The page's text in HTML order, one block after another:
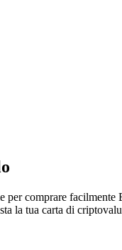
comprare
la tua carta di